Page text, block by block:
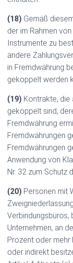
(18) Gemäß
der im Rahmen
Instrumente zu
andere
in Fremdwährung
gekoppelt werden
(19) Kontrakte,
gekoppelt sind,
Fremdwährung
Fremdwährungen
Fremdwährungen
Anwendung von
Nr. 32 zum Schutz
(20) Personen mit
Unternehmen, an
Prozent oder mehr
oder indirekt